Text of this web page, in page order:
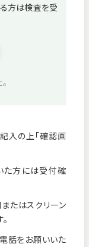
方は検査を受
入の上「確認画
た方には受付確
たはスクリーン
話をお願いいた